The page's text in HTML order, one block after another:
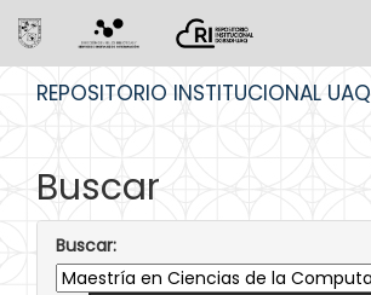
REPOSITORIO INSTITUCIONAL UAQ
Buscar
Buscar: